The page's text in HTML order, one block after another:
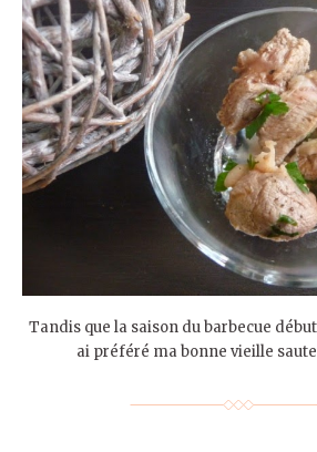
Tandis que la saison du barbecue
ai préféré ma bonne vieille